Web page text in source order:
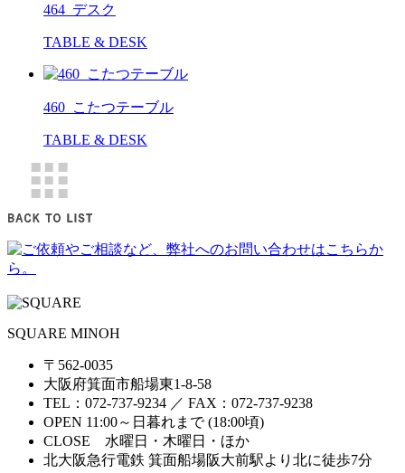
464_デスク
TABLE & DESK
460_こたつテーブル
TABLE & DESK
SQUARE MINOH
〒562-0035
大阪府箕面市船場東1-8-58
TEL：072-737-9234 ／ FAX：072-737-9238
OPEN 11:00～日暮れまで (18:00頃)
CLOSE 水曜日・木曜日・ほか
北大阪急行電鉄 箕面船場阪大前駅より北に徒歩7分